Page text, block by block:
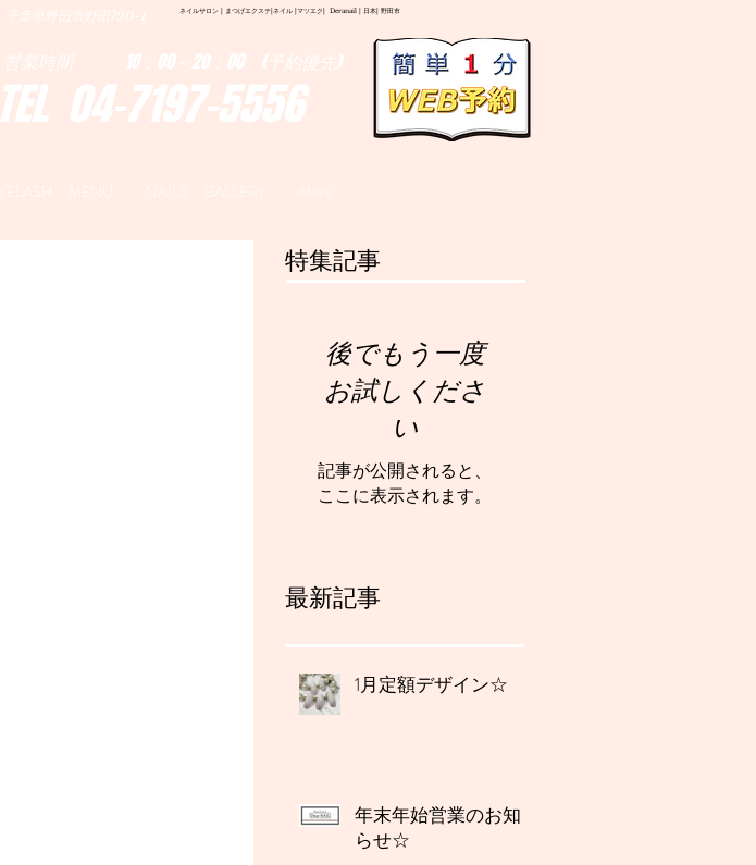
ネイルサロン | まつげエクステ|ネイル |マツエク| Deranail | 日本| 野田市
千葉県野田市野田790-1
TEL 04-7197-5556
営業時間 10：00～20：00 (予約優先)
特集記事
後でもう一度
お試しくださ
い
記事が公開されると、
ここに表示されます。
最新記事
1月定額デザイン☆
年末年始営業のお知
らせ☆